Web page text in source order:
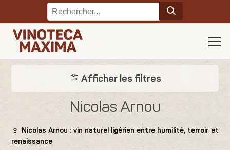
Afficher les filtres
Nicolas Arnou
🍷
Nicolas Arnou : vin naturel ligérien entre humilité, terroir et
renaissance